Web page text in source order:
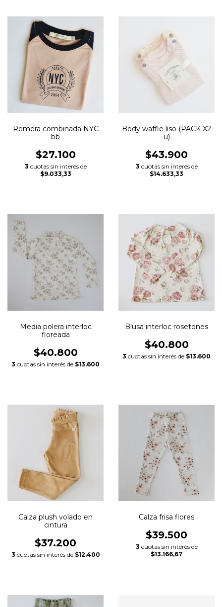
Remera combinada NYC
bb
$27.100
3 cuotas sin interés de
$9.033,33
Body waffle liso (PACK X2
u)
$43.900
3 cuotas sin interés de
$14.633,33
Media polera interloc
floreada
$40.800
3 cuotas sin interés de $13.600
Blusa interloc rosetones
$40.800
3 cuotas sin interés de $13.600
Calza plush volado en
cintura
$37.200
3 cuotas sin interés de $12.400
Calza frisa flores
$39.500
3 cuotas sin interés de
$13.166,67